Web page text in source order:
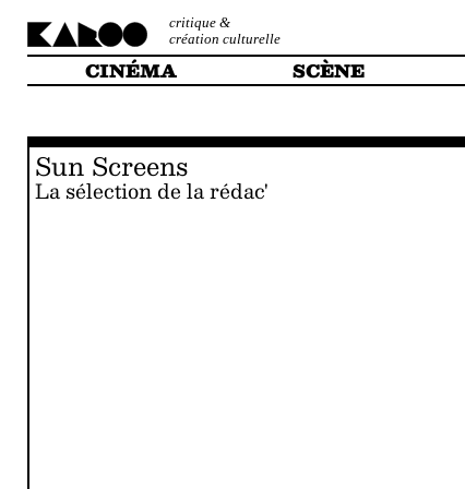
critique &
création culturelle
CINÉMA SCÈNE
Sun Screens
La sélection de la rédac'